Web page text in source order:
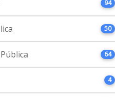
94
50
64
4